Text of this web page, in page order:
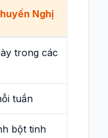
Nghị
trong các
tuần
bột tinh